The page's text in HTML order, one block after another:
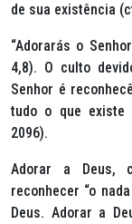
de sua existência
“Adorarás o
4,8). O culto
Senhor é
tudo o que existe
2096).
Adorar a Deus,
reconhecer “o
Deus. Adorar a